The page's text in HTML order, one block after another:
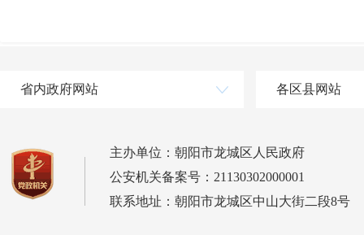
省内政府网站 各区县网站
主办单位：朝阳市龙城区人民政府
公安机关备案号：21130302000001
联系地址：朝阳市龙城区中山大街二段8号